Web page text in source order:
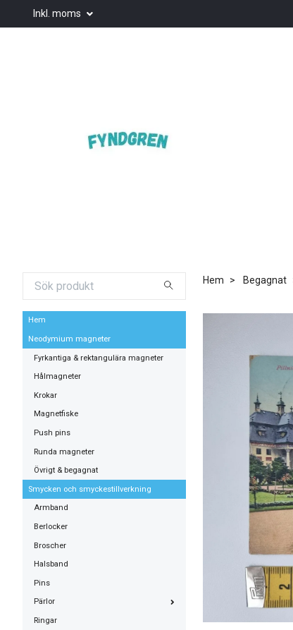
Inkl. moms
Hem
Neodymium magneter
Fyrkantiga & rektangulära magneter
Hålmagneter
Krokar
Magnetfiske
Push pins
Runda magneter
Övrigt & begagnat
Smycken och smyckestillverkning
Armband
Berlocker
Broscher
Halsband
Pins
Pärlor
Ringar
Hem Begagnat